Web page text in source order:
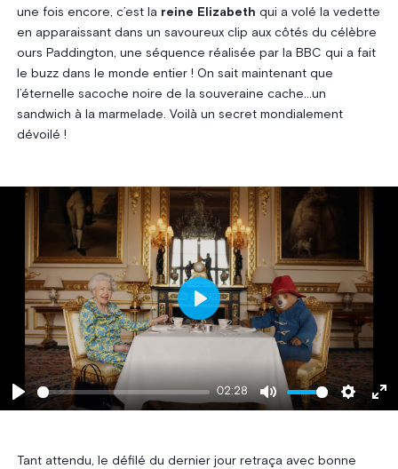
une fois encore, c’est la reine Elizabeth qui a volé la vedette
en apparaissant dans un savoureux clip aux côtés du célèbre
ours Paddington, une séquence réalisée par la BBC qui a fait
le buzz dans le monde entier ! On sait maintenant que
l’éternelle sacoche noire de la souveraine cache…un
sandwich à la marmelade. Voilà un secret mondialement
dévoilé !
Play
02:28
Mute Settings
Play
Tant attendu, le défilé du dernier jour retraça avec bonne